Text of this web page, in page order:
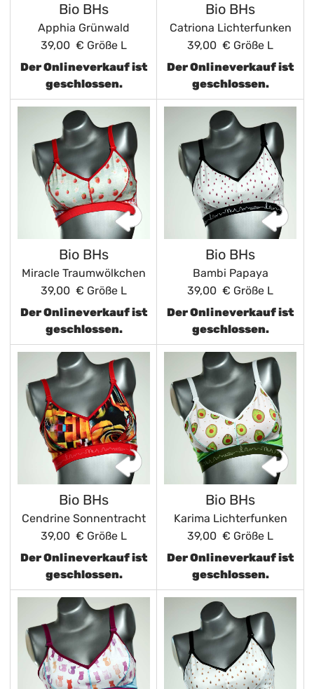
Bio BHs
Apphia Grünwald
39,00 € Größe L
Der Onlineverkauf ist
geschlossen.
Bio BHs
Catriona Lichterfunken
39,00 € Größe L
Der Onlineverkauf ist
geschlossen.
Bio BHs
Miracle Traumwölkchen
39,00 € Größe L
Der Onlineverkauf ist
geschlossen.
Bio BHs
Bambi Papaya
39,00 € Größe L
Der Onlineverkauf ist
geschlossen.
Bio BHs
Cendrine Sonnentracht
39,00 € Größe L
Der Onlineverkauf ist
geschlossen.
Bio BHs
Karima Lichterfunken
39,00 € Größe L
Der Onlineverkauf ist
geschlossen.